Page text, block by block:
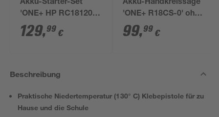
Akku-Starter-Set
'ONE+ HP RC18120-
150X' 18 V 5,0 Ah mit
Akku und Ladegerät
129,99 €
Akku-Handkreissäge
'ONE+ R18CS-0' ohne
Akku, Ø 165 mm
99,99 €
Beschreibung
Praktische Niedertemperatur (130° C) Klebepistole für zu
Hause und die Schule